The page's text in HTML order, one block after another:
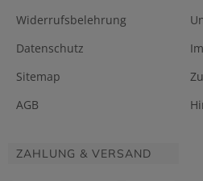
Widerrufsbelehrung
Datenschutz
Sitemap
AGB
ZAHLUNG & VERSAND